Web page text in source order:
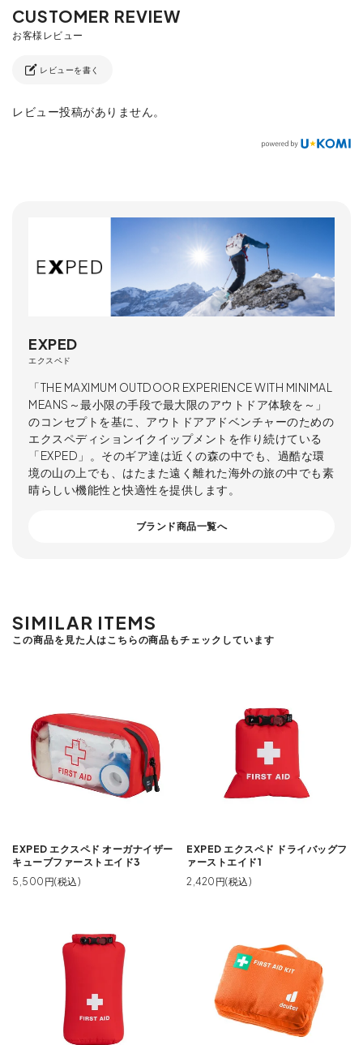
レビューを書く
レビュー投稿がありません。
EXPED
エクスペド
「THE MAXIMUM OUTDOOR EXPERIENCE WITH MINIMAL
MEANS～最小限の手段で最大限のアウトドア体験を～」
のコンセプトを基に、アウトドアアドベンチャーのための
エクスペディションイクイップメントを作り続けている
「EXPED」。そのギア達は近くの森の中でも、過酷な環
境の山の上でも、はたまた遠く離れた海外の旅の中でも素
晴らしい機能性と快適性を提供します。
ブランド商品一覧へ
SIMILAR ITEMS
この商品を見た人はこちらの商品もチェックしています
EXPED エクスペド オーガナイザー
キューブファーストエイド3
5,500円(税込)
EXPED エクスペド ドライバッグフ
ァーストエイド1
2,420円(税込)